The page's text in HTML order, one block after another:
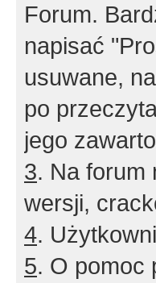
Forum.
napisać
usuwane,
po
jego
3. Na forum
wersji,
4.
5. O pomoc